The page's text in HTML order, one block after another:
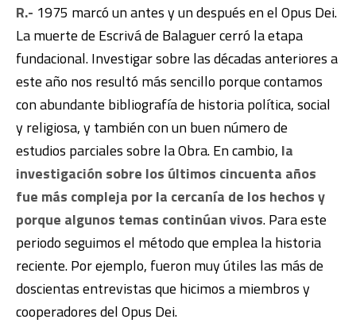
R.- 1975 marcó un antes y un después en el Opus Dei.
La muerte de Escrivá de Balaguer cerró la etapa
fundacional. Investigar sobre las décadas anteriores a
este año nos resultó más sencillo porque contamos
con abundante bibliografía de historia política, social
y religiosa, y también con un buen número de
estudios parciales sobre la Obra. En cambio, la
investigación sobre los últimos cincuenta años
fue más compleja por la cercanía de los hechos y
porque algunos temas continúan vivos. Para este
periodo seguimos el método que emplea la historia
reciente. Por ejemplo, fueron muy útiles las más de
doscientas entrevistas que hicimos a miembros y
cooperadores del Opus Dei.